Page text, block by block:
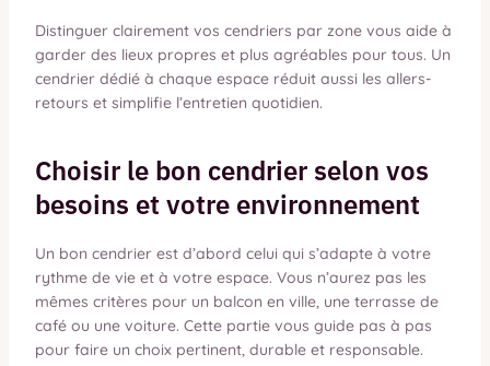
Distinguer clairement vos cendriers par zone vous aide à
garder des lieux propres et plus agréables pour tous. Un
cendrier dédié à chaque espace réduit aussi les allers-
retours et simplifie l’entretien quotidien.
Choisir le bon cendrier selon vos
besoins et votre environnement
Un bon cendrier est d’abord celui qui s’adapte à votre
rythme de vie et à votre espace. Vous n’aurez pas les
mêmes critères pour un balcon en ville, une terrasse de
café ou une voiture. Cette partie vous guide pas à pas
pour faire un choix pertinent, durable et responsable.